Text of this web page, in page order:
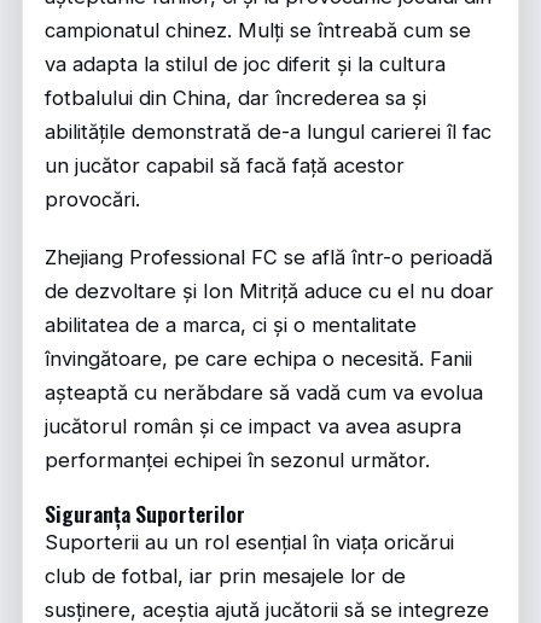
campionatul chinez. Mulți se întreabă cum se
va adapta la stilul de joc diferit și la cultura
fotbalului din China, dar încrederea sa și
abilitățile demonstrată de-a lungul carierei îl fac
un jucător capabil să facă față acestor
provocări.
Zhejiang Professional FC se află într-o perioadă
de dezvoltare și Ion Mitriță aduce cu el nu doar
abilitatea de a marca, ci și o mentalitate
învingătoare, pe care echipa o necesită. Fanii
așteaptă cu nerăbdare să vadă cum va evolua
jucătorul român și ce impact va avea asupra
performanței echipei în sezonul următor.
Siguranța Suporterilor
Suporterii au un rol esențial în viața oricărui
club de fotbal, iar prin mesajele lor de
susținere, aceștia ajută jucătorii să se integreze